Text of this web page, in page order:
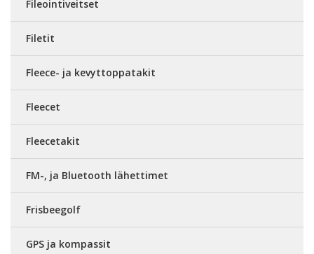
Fileointiveitset
Filetit
Fleece- ja kevyttoppatakit
Fleecet
Fleecetakit
FM-, ja Bluetooth lähettimet
Frisbeegolf
GPS ja kompassit